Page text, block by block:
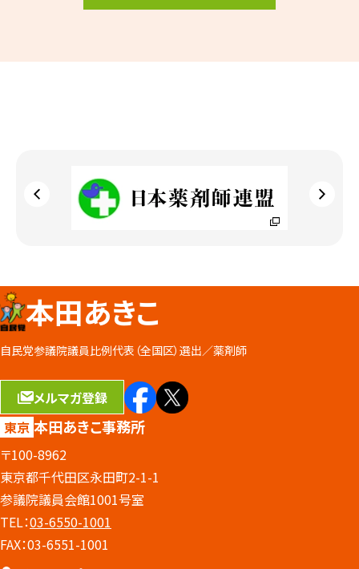
本田あきこ
自民党参議院議員比例代表（全国区）選出／薬剤師
メルマガ登録
東京 本田あきこ事務所
〒100-8962
東京都千代田区永田町2-1-1
参議院議員会館1001号室
TEL：03-6550-1001
FAX：03-6551-1001